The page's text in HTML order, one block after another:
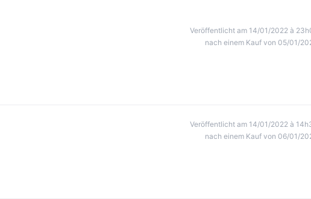
Veröffentlicht am 14/01/2022 à
nach einem Kauf von 05/01/
Veröffentlicht am 14/01/2022 à
nach einem Kauf von 06/01/